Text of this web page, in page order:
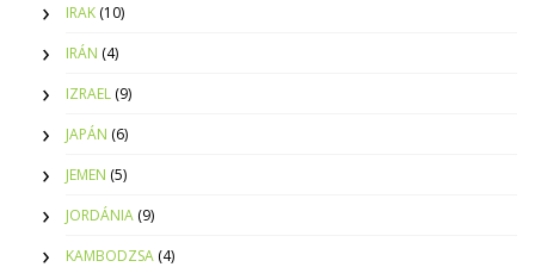
IRAK (10)
IRÁN (4)
IZRAEL (9)
JAPÁN (6)
JEMEN (5)
JORDÁNIA (9)
KAMBODZSA (4)